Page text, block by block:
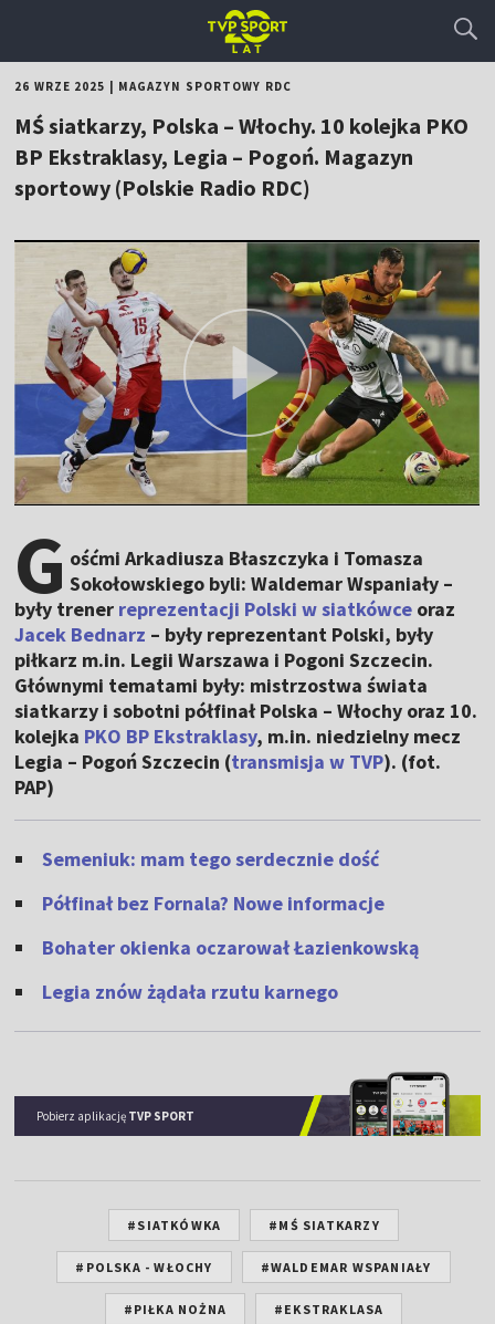
26 WRZE 2025 MAGAZYN SPORTOWY RDC
MŚ siatkarzy, Polska – Włochy. 10 kolejka PKO
BP Ekstraklasy, Legia – Pogoń. Magazyn
sportowy (Polskie Radio RDC)
G ośćmi Arkadiusza Błaszczyka i Tomasza
Sokołowskiego byli: Waldemar Wspaniały –
były trener reprezentacji Polski w siatkówce oraz
Jacek Bednarz – były reprezentant Polski, były
piłkarz m.in. Legii Warszawa i Pogoni Szczecin.
Głównymi tematami były: mistrzostwa świata
siatkarzy i sobotni półfinał Polska – Włochy oraz 10.
kolejka PKO BP Ekstraklasy, m.in. niedzielny mecz
Legia – Pogoń Szczecin (transmisja w TVP). (fot.
PAP)
Semeniuk: mam tego serdecznie dość
Półfinał bez Fornala? Nowe informacje
Bohater okienka oczarował Łazienkowską
Legia znów żądała rzutu karnego
Pobierz aplikację TVP SPORT
#SIATKÓWKA #MŚ SIATKARZY
#POLSKA - WŁOCHY #WALDEMAR WSPANIAŁY
#PIŁKA NOŻNA #EKSTRAKLASA